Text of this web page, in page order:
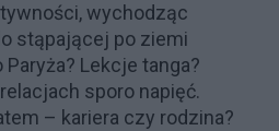
wychodząc
stąpającej po ziemi
Lekcje tanga?
sporo napięć.
– kariera czy rodzina?